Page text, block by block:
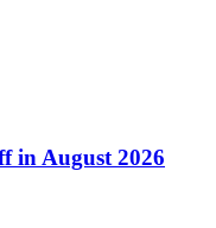
in August 2026